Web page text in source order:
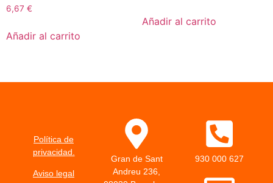
6,67 €
Añadir al carrito
Añadir al carrito
Política de
privacidad.
Aviso legal
Gran de Sant
Andreu 236,
930 000 627